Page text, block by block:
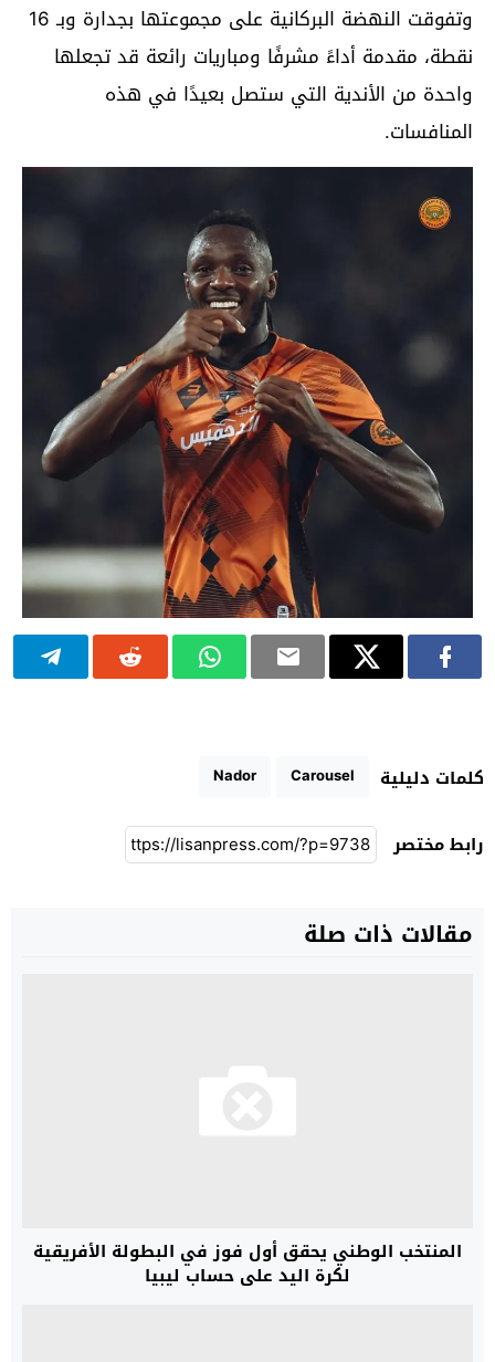
وتفوقت النهضة البركانية على مجموعتها بجدارة وبـ 16
نقطة، مقدمة أداءً مشرفًا ومباريات رائعة قد تجعلها
واحدة من الأندية التي ستصل بعيدًا في هذه
المنافسات.
كلمات دليلية Carousel
Nador
رابط مختصر
مقالات ذات صلة
المنتخب الوطني يحقق أول فوز في البطولة الأفريقية
لكرة اليد على حساب ليبيا